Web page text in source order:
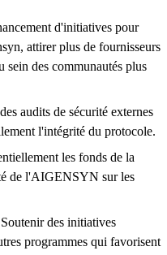
d'initiatives pour
attirer plus de fournisseurs
sein des communautés plus
audits de sécurité externes
l'intégrité du protocole.
les fonds de la
de l'AIGENSYN sur les
Soutenir des initiatives
programmes qui favorisent